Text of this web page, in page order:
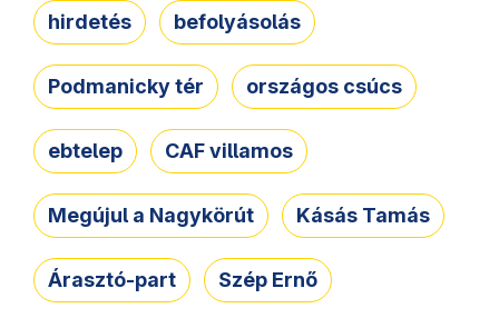
hirdetés befolyásolás
Podmanicky tér országos csúcs
ebtelep CAF villamos
Megújul a Nagykörút Kásás Tamás
Árasztó-part Szép Ernő